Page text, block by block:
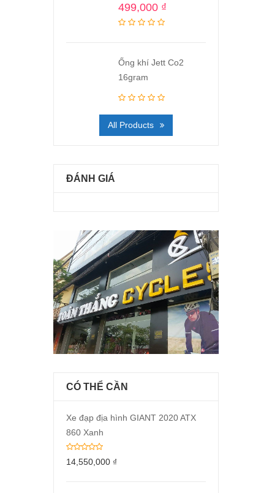
499,000 ₫
Ống khí Jett Co2
16gram
All Products
ĐÁNH GIÁ
CÓ THỂ CẦN
Xe đạp địa hình GIANT 2020 ATX
860 Xanh
14,550,000 ₫